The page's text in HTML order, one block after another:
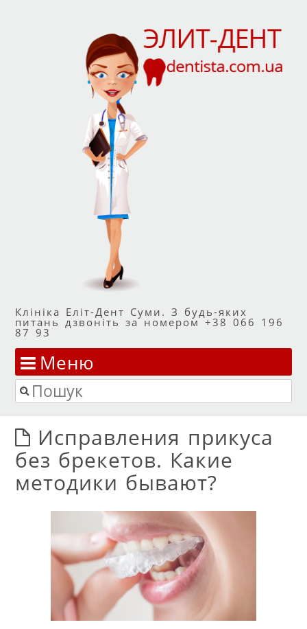
Клініка Еліт-Дент Суми. З будь-яких
питань дзвоніть за номером +38 066 196
87 93
Меню
Перейти до змісту
Пошук
Исправления прикуса
без брекетов. Какие
методики бывают?